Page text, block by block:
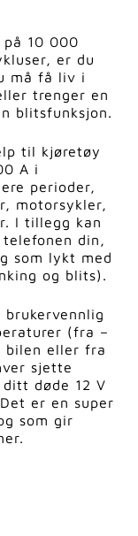
10 000
er du
må få liv i
trenger en
blitsfunksjon.
til kjøretøy
A i
perioder,
motorsykler,
I tillegg kan
din,
som lykt med
og blits).
(fra –
bilen eller fra
sjette
døde 12 V
er en super
som gir